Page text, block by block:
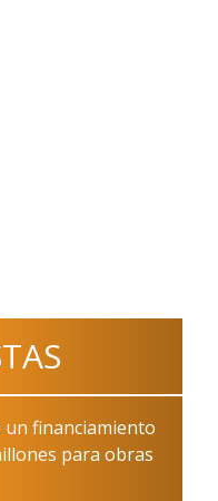
financiamiento
para obras